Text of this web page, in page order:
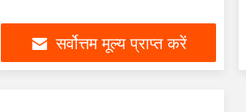
सर्वोत्तम मूल्य प्राप्त करें